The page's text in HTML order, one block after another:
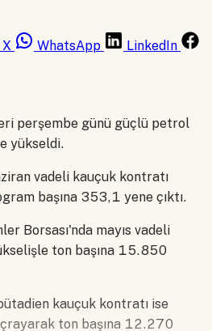
X WhatsApp
LinkedIn
perşembe günü güçlü petrol
yükseldi.
vadeli kauçuk kontratı
başına 353,1 yene çıktı.
Borsası'nda mayıs vadeli
ton başına 15.850
kauçuk kontratı ise
ton başına 12.270